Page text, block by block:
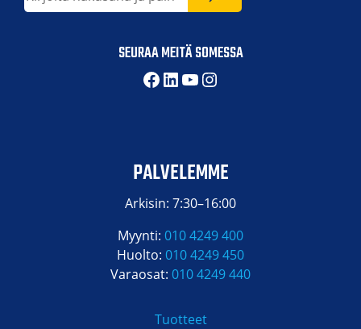
SEURAA MEITÄ SOMESSA
Facebook
LinkedIn
YouTube
Instagram
PALVELEMME
Arkisin: 7:30–16:00
Myynti: 010 4249 400
Huolto: 010 4249 450
Varaosat: 010 4249 440
Tuotteet